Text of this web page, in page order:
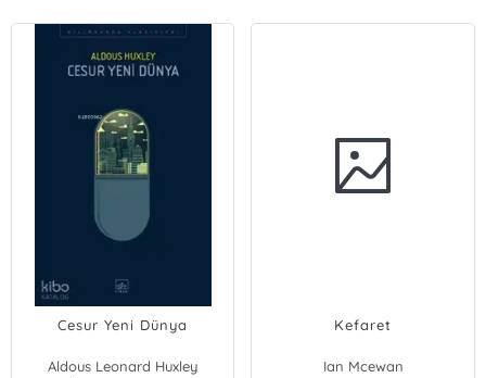
Cesur Yeni Dünya
Aldous Leonard Huxley
Kefaret
Ian Mcewan